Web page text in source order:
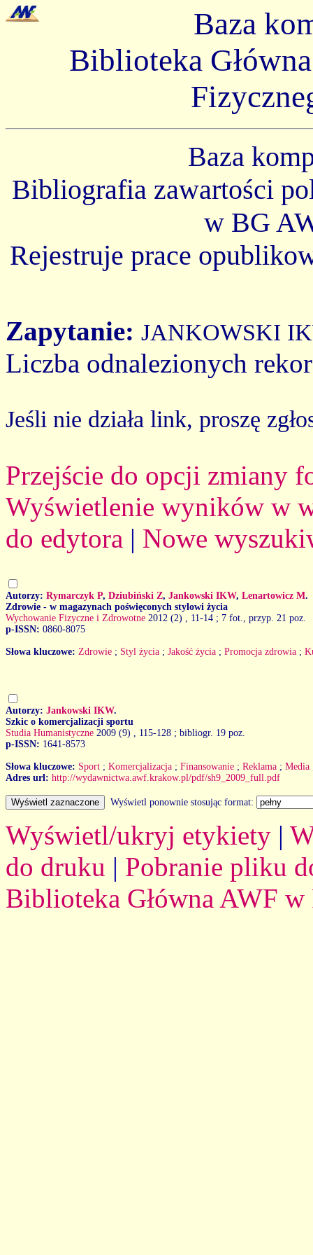
Baza
Biblioteka
Baza
Bibliografia zawartości
w BG
Rejestruje prace
Zapytanie: JANKOWSKI
Liczba odnalezionych
Jeśli nie działa link, proszę
Przejście do opcji zmiany
Wyświetlenie wyników w
do edytora | Nowe
Autorzy: Rymarczyk P, Dziubiński Z, Jankowski IKW, Lenartowicz M.
Zdrowie - w magazynach poświęconych stylowi życia
Wychowanie Fizyczne i Zdrowotne 2012 (2)
, 11-14 ; 7 fot., przyp. 21 poz.
p-ISSN: 0860-8075
Słowa kluczowe: Zdrowie ; Styl życia ; Jakość życia ; Promocja zdrowia ;
Autorzy: Jankowski IKW.
Szkic o komercjalizacji sportu
Studia Humanistyczne 2009 (9)
, 115-128 ; bibliogr. 19 poz.
p-ISSN: 1641-8573
Słowa kluczowe: Sport ; Komercjalizacja ; Finansowanie ; Reklama ; Media
Adres url: http://wydawnictwa.awf.krakow.pl/pdf/sh9_2009_full.pdf
Wyświetl ponownie stosując format:
Wyświetl/ukryj etykiety |
do druku | Pobranie pliku
Biblioteka Główna AWF w